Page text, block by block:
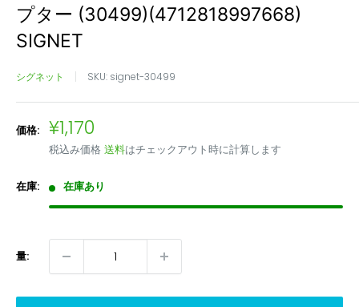
プター (30499)(4712818997668)
SIGNET
シグネット SKU: signet-30499
価格: 販
売
価
格
¥1,170
税込み価格 送料はチェックアウト時に計算します
在庫: 在庫あり
量: